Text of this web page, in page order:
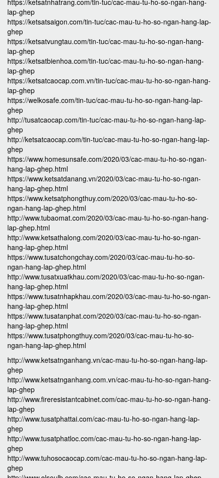
https://ketsatnhatrang.com/tin-tuc/cac-mau-tu-ho-so-ngan-hang-
lap-ghep
https://ketsatsaigon.com/tin-tuc/cac-mau-tu-ho-so-ngan-hang-lap-
ghep
https://ketsatvungtau.com/tin-tuc/cac-mau-tu-ho-so-ngan-hang-
lap-ghep
https://ketsatbienhoa.com/tin-tuc/cac-mau-tu-ho-so-ngan-hang-
lap-ghep
https://ketsatcaocap.com.vn/tin-tuc/cac-mau-tu-ho-so-ngan-hang-
lap-ghep
https://welkosafe.com/tin-tuc/cac-mau-tu-ho-so-ngan-hang-lap-
ghep
http://tusatcaocap.com/tin-tuc/cac-mau-tu-ho-so-ngan-hang-lap-
ghep
http://ketsatcaocap.com/tin-tuc/cac-mau-tu-ho-so-ngan-hang-lap-
ghep
https://www.homesunsafe.com/2020/03/cac-mau-tu-ho-so-ngan-
hang-lap-ghep.html
https://www.ketsatdanang.vn/2020/03/cac-mau-tu-ho-so-ngan-
hang-lap-ghep.html
https://www.ketsatphongthuy.com/2020/03/cac-mau-tu-ho-so-
ngan-hang-lap-ghep.html
http://www.tubaomat.com/2020/03/cac-mau-tu-ho-so-ngan-hang-
lap-ghep.html
http://www.ketsathalong.com/2020/03/cac-mau-tu-ho-so-ngan-
hang-lap-ghep.html
https://www.tusatchongchay.com/2020/03/cac-mau-tu-ho-so-
ngan-hang-lap-ghep.html
http://www.tusatxuatkhau.com/2020/03/cac-mau-tu-ho-so-ngan-
hang-lap-ghep.html
https://www.tusatnhapkhau.com/2020/03/cac-mau-tu-ho-so-ngan-
hang-lap-ghep.html
https://www.tusatanphat.com/2020/03/cac-mau-tu-ho-so-ngan-
hang-lap-ghep.html
https://www.tusatphongthuy.com/2020/03/cac-mau-tu-ho-so-
ngan-hang-lap-ghep.html
http://www.ketsatnganhang.vn/cac-mau-tu-ho-so-ngan-hang-lap-
ghep
http://www.ketsatnganhang.com.vn/cac-mau-tu-ho-so-ngan-hang-
lap-ghep
http://www.fireresistantcabinet.com/cac-mau-tu-ho-so-ngan-hang-
lap-ghep
http://www.tusatphattai.com/cac-mau-tu-ho-so-ngan-hang-lap-
ghep
http://www.tusatphatloc.com/cac-mau-tu-ho-so-ngan-hang-lap-
ghep
http://www.tuhosocaocap.com/cac-mau-tu-ho-so-ngan-hang-lap-
ghep